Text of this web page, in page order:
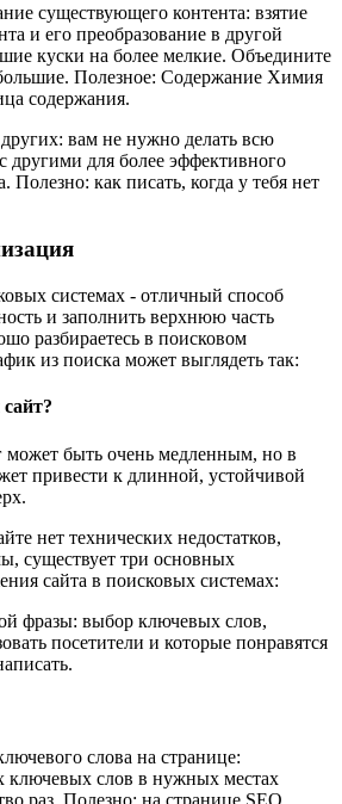
существующего контента: взятие
и его преобразование в другой
куски на более мелкие. Объедините
Полезное: Содержание Химия
содержания.
вам не нужно делать всю
другими для более эффективного
Полезно: как писать, когда у тебя нет
системах - отличный способ
и заполнить верхнюю часть
разбираетесь в поисковом
из поиска может выглядеть так:
быть очень медленным, но в
привести к длинной, устойчивой
нет технических недостатков,
существует три основных
сайта в поисковых системах:
фразы: выбор ключевых слов,
посетители и которые понравятся
слова на странице:
ключевых слов в нужных местах
раз. Полезно: на странице SEO